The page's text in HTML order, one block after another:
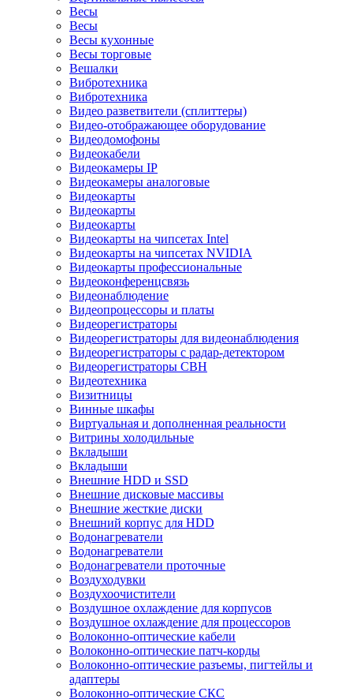
Весы
Весы
Весы кухонные
Весы торговые
Вешалки
Вибротехника
Вибротехника
Видео разветвители (сплиттеры)
Видео-отображающее оборудование
Видеодомофоны
Видеокабели
Видеокамеры IP
Видеокамеры аналоговые
Видеокарты
Видеокарты
Видеокарты
Видеокарты на чипсетах Intel
Видеокарты на чипсетах NVIDIA
Видеокарты профессиональные
Видеоконференцсвязь
Видеонаблюдение
Видеопроцессоры и платы
Видеорегистраторы
Видеорегистраторы для видеонаблюдения
Видеорегистраторы с радар-детектором
Видеорегистраторы СВН
Видеотехника
Визитницы
Винные шкафы
Виртуальная и дополненная реальности
Витрины холодильные
Вкладыши
Вкладыши
Внешние HDD и SSD
Внешние дисковые массивы
Внешние жесткие диски
Внешний корпус для HDD
Водонагреватели
Водонагреватели
Водонагреватели проточные
Воздуходувки
Воздухоочистители
Воздушное охлаждение для корпусов
Воздушное охлаждение для процессоров
Волоконно-оптические кабели
Волоконно-оптические патч-корды
Волоконно-оптические разъемы, пигтейлы и
адаптеры
Волоконно-оптические СКС